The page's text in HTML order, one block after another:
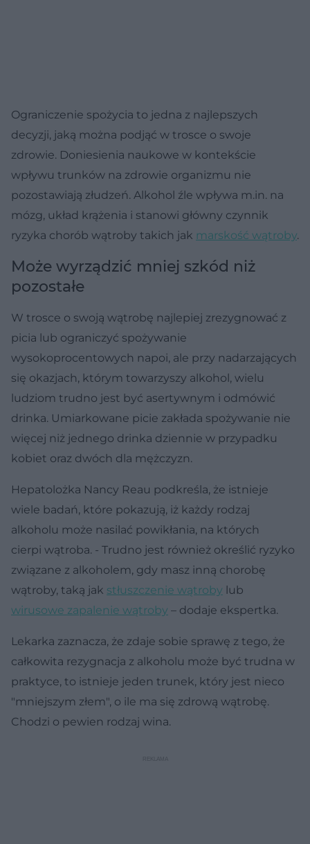
Ograniczenie spożycia to jedna z najlepszych
decyzji, jaką można podjąć w trosce o swoje
zdrowie. Doniesienia naukowe w kontekście
wpływu trunków na zdrowie organizmu nie
pozostawiają złudzeń. Alkohol źle wpływa m.in. na
mózg, układ krążenia i stanowi główny czynnik
ryzyka chorób wątroby takich jak marskość wątroby.
Może wyrządzić mniej szkód niż
pozostałe
W trosce o swoją wątrobę najlepiej zrezygnować z
picia lub ograniczyć spożywanie
wysokoprocentowych napoi, ale przy nadarzających
się okazjach, którym towarzyszy alkohol, wielu
ludziom trudno jest być asertywnym i odmówić
drinka. Umiarkowane picie zakłada spożywanie nie
więcej niż jednego drinka dziennie w przypadku
kobiet oraz dwóch dla mężczyzn.
Hepatolożka Nancy Reau podkreśla, że istnieje
wiele badań, które pokazują, iż każdy rodzaj
alkoholu może nasilać powikłania, na których
cierpi wątroba. - Trudno jest również określić ryzyko
związane z alkoholem, gdy masz inną chorobę
wątroby, taką jak stłuszczenie wątroby lub
wirusowe zapalenie wątroby – dodaje ekspertka.
Lekarka zaznacza, że zdaje sobie sprawę z tego, że
całkowita rezygnacja z alkoholu może być trudna w
praktyce, to istnieje jeden trunek, który jest nieco
"mniejszym złem", o ile ma się zdrową wątrobę.
Chodzi o pewien rodzaj wina.